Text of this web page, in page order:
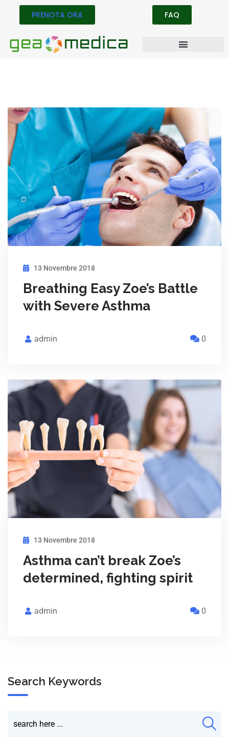
PRENOTA ORA FAQ
13 Novembre 2018
Breathing Easy Zoe’s Battle
with Severe Asthma
admin 0
13 Novembre 2018
Asthma can’t break Zoe’s
determined, fighting spirit
admin 0
Search Keywords